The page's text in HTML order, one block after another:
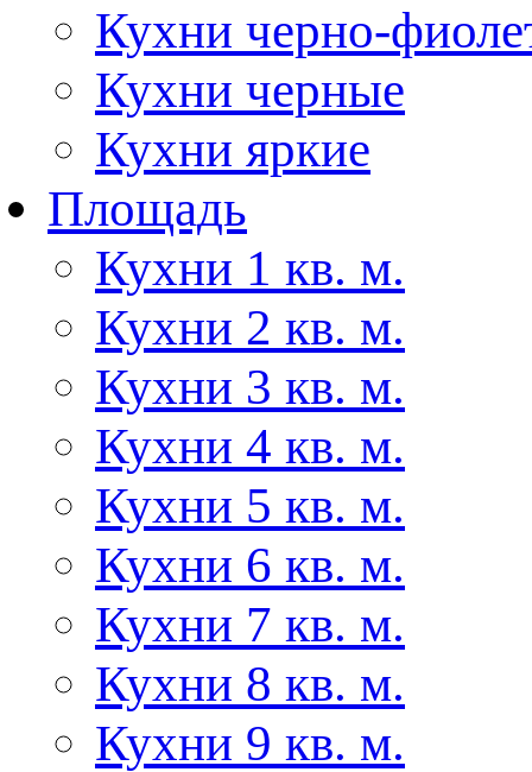
Кухни черно-
Кухни черные
Кухни яркие
Площадь
Кухни 1 кв. м.
Кухни 2 кв. м.
Кухни 3 кв. м.
Кухни 4 кв. м.
Кухни 5 кв. м.
Кухни 6 кв. м.
Кухни 7 кв. м.
Кухни 8 кв. м.
Кухни 9 кв. м.